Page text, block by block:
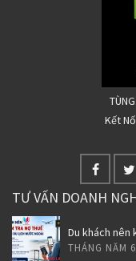
Kết
TƯ VẤN DOANH
Du khách
THÁNG NĂM